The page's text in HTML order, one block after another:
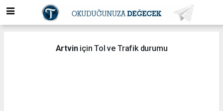
Artvin için Tol ve Trafik durumu